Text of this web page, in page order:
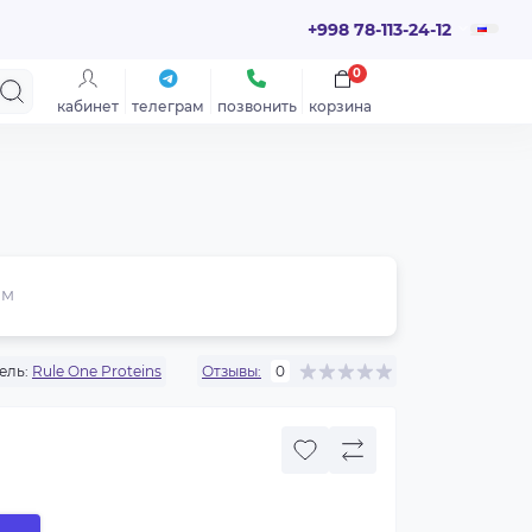
+998 78-113-24-12
кабинет телеграм позвонить корзина
0
Rule One Proteins Отзывы: 0